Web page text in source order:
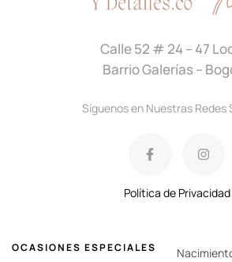
OCASIONES ESPECIALES
Calle 52 # 24 – 47
Barrio Galerías –
Síguenos en Nuestras Redes
Política de Privacidad